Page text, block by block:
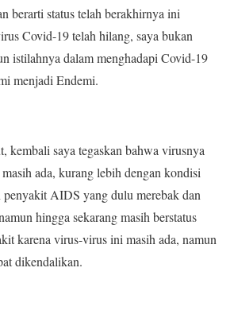
berarti status telah berakhirnya ini
Covid-19 telah hilang, saya bukan
istilahnya dalam menghadapi Covid-19
menjadi Endemi.
kembali saya tegaskan bahwa virusnya
ada, kurang lebih dengan kondisi
AIDS yang dulu merebak dan
hingga sekarang masih berstatus
karena virus-virus ini masih ada, namun
dikendalikan.